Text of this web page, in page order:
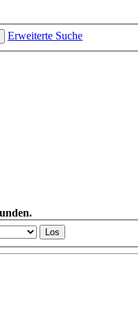
Erweiterte Suche